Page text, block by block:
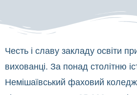
Честь і славу закладу освіти
вихованці. За понад столітню
Немішаївський фаховий коледж